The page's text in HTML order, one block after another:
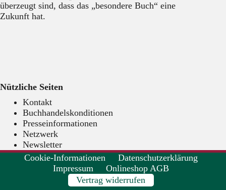
überzeugt sind, dass das „besondere Buch“ eine
Zukunft hat.
Nützliche Seiten
Kontakt
Buchhandelskonditionen
Presseinformationen
Netzwerk
Newsletter
Cookie-Informationen
Datenschutzerklärung
Impressum
Onlineshop AGB
Vertrag widerrufen